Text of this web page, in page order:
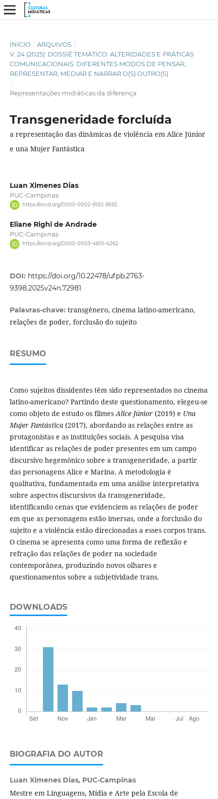
INÍCIO / ARQUIVOS /
V. 24 (2025): DOSSIÊ TEMÁTICO: ALTERIDADES E PRÁTICAS
COMUNICACIONAIS: DIFERENTES MODOS DE PENSAR,
REPRESENTAR, MEDIAR E NARRAR O(S) OUTRO(S)
/
Representações midiáticas da diferença
Transgeneridade forcluída
a representação das dinâmicas de violência em Alice Júnior
e una Mujer Fantástica
Luan Ximenes Dias
PUC-Campinas
https://orcid.org/0000-0002-9150-8592
Eliane Righi de Andrade
PUC-Campinas
https://orcid.org/0000-0003-4610-4262
DOI: https://doi.org/10.22478/ufpb.2763-
9398.2025v24n.72981
Palavras-chave: transgênero, cinema latino-americano,
relações de poder, forclusão do sujeito
RESUMO
Como sujeitos dissidentes têm sido representados no cinema
latino-americano? Partindo deste questionamento, elegeu-se
como objeto de estudo os filmes Alice Júnior(2019) e Una
Mujer Fantástica(2017), abordando as relações entre as
protagonistas e as instituições sociais. A pesquisa visa
identificar as relações de poder presentes em um campo
discursivo hegemônico sobre a transgeneridade, a partir
das personagens Alice e Marina. A metodologia é
qualitativa, fundamentada em uma análise interpretativa
sobre aspectos discursivos da transgeneridade,
identificando cenas que evidenciem as relações de poder
em que as personagens estão imersas, onde a forclusão do
sujeito e a violência estão direcionadas a esses corpos trans.
O cinema se apresenta como uma forma de reflexão e
refração das relações de poder na sociedade
contemporânea, produzindo novos olhares e
questionamentos sobre a subjetividade trans.
DOWNLOADS
BIOGRAFIA DO AUTOR
Luan Ximenes Dias, PUC-Campinas
Mestre em Linguagens, Mídia e Arte pela Escola de